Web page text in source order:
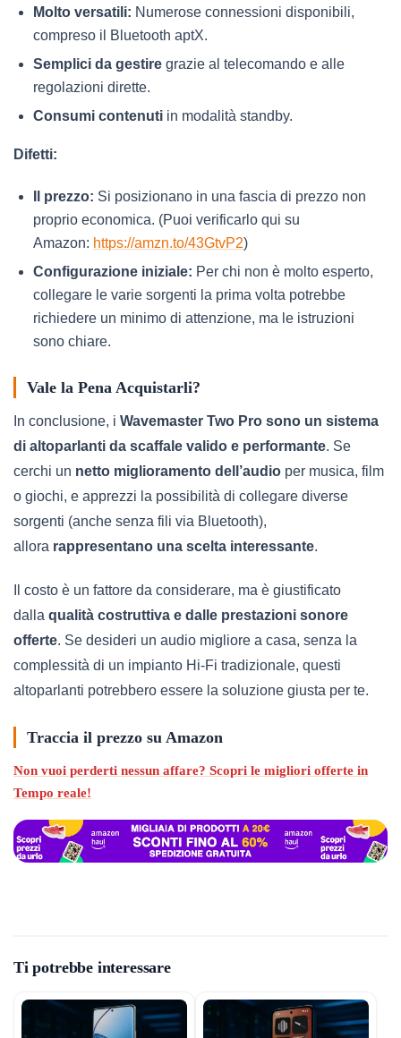
Molto versatili: Numerose connessioni disponibili,
compreso il Bluetooth aptX.
Semplici da gestire grazie al telecomando e alle
regolazioni dirette.
Consumi contenuti in modalità standby.
Difetti:
Il prezzo: Si posizionano in una fascia di prezzo non
proprio economica. (Puoi verificarlo qui su
Amazon: https://amzn.to/43GtvP2)
Configurazione iniziale: Per chi non è molto esperto,
collegare le varie sorgenti la prima volta potrebbe
richiedere un minimo di attenzione, ma le istruzioni
sono chiare.
Vale la Pena Acquistarli?
In conclusione, i Wavemaster Two Pro sono un sistema
di altoparlanti da scaffale valido e performante. Se
cerchi un netto miglioramento dell’audio per musica, film
o giochi, e apprezzi la possibilità di collegare diverse
sorgenti (anche senza fili via Bluetooth),
allora rappresentano una scelta interessante.
Il costo è un fattore da considerare, ma è giustificato
dalla qualità costruttiva e dalle prestazioni sonore
offerte. Se desideri un audio migliore a casa, senza la
complessità di un impianto Hi-Fi tradizionale, questi
altoparlanti potrebbero essere la soluzione giusta per te.
Traccia il prezzo su Amazon
Non vuoi perderti nessun affare? Scopri le migliori offerte in
Tempo reale!
Ti potrebbe interessare